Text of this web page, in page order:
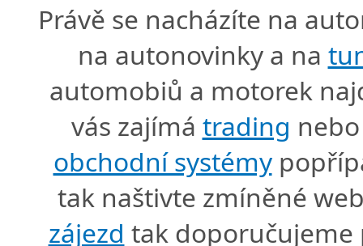
Právě se nacházíte na
na autonovinky a na
automobiů a motorek
vás zajímá trading
obchodní systémy
tak naštivte zmíněné
zájezd tak doporučujeme